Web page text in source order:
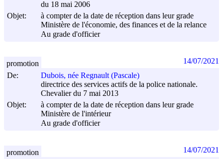
du 18 mai 2006
Objet:
à compter de la date de réception dans leur grade
Ministère de l'économie, des finances et de la relance
Au grade d'officier
De:
Dubois, née Regnault (Pascale)
directrice des services actifs de la police nationale.
Chevalier du 7 mai 2013
Objet:
à compter de la date de réception dans leur grade
Ministère de l'intérieur
Au grade d'officier
promotion 14/07/2021
promotion 14/07/2021